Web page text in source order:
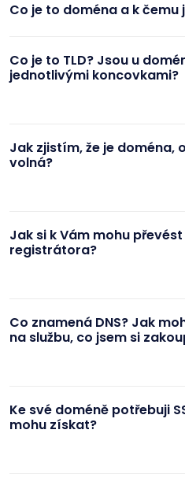
Co je to doména a k
Co je to TLD? Jsou u
jednotlivými koncovkami?
Jak zjistím, že je doména,
volná?
Jak si k Vám mohu
registrátora?
Co znamená DNS? Jak
na službu, co jsem si
Ke své doméně potřebuji
mohu získat?